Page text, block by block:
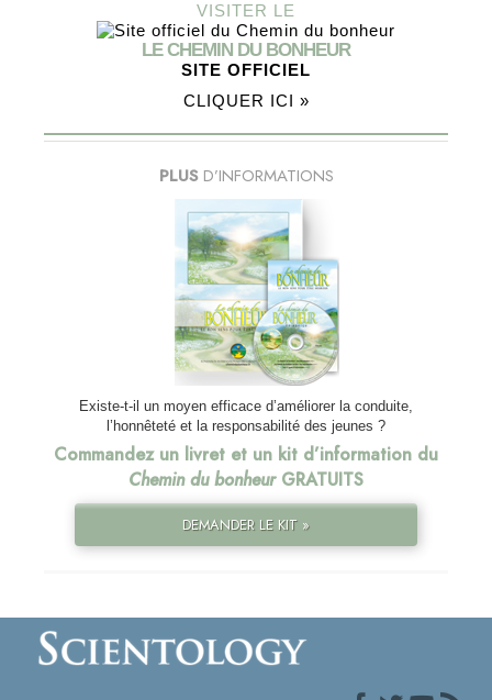
VISITER LE
LE CHEMIN DU BONHEUR
SITE OFFICIEL
CLIQUER ICI »
PLUS D’INFORMATIONS
Existe-t-il un moyen efficace d’améliorer la conduite,
l’honnêteté et la responsabilité des jeunes ?
Commandez un livret et un kit d’information du
Chemin du bonheurGRATUITS
DEMANDER LE KIT »